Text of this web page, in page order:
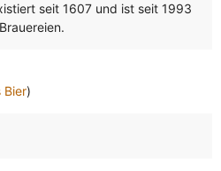
seit 1607 und ist seit 1993
Bier)